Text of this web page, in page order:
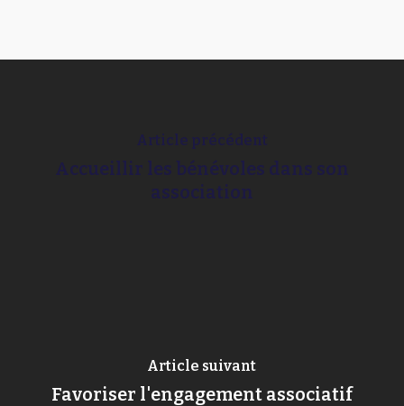
Article précédent
Accueillir les bénévoles dans son
association
Article suivant
Favoriser l'engagement associatif